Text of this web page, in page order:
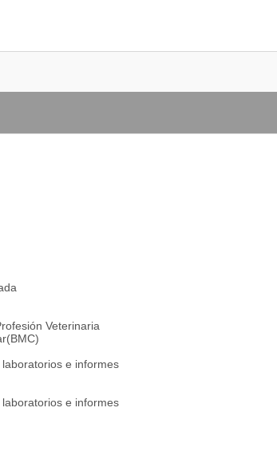
de esta carrera podrán desempeñar su actividad
VETERINARIA
con la presentación de la tesis final, el estudiante
de su profesión en el Uruguay, siendo su título
EN MEDICINA VETERINARIA
de médicos veterinarios y cumpliendo funciones
practicante veterinario accede naturalmente al área
ONGs, Asociaciones de Ganaderos o de Razas de
Rural, Programas de Desarrollo Rural,
Veterinaria
e informes
e informes